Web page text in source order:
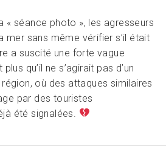
« séance photo », les agresseurs
mer sans même vérifier s’il était
a suscité une forte vague
plus qu’il ne s’agirait pas d’un
où des attaques similaires
par des touristes
été signalées.